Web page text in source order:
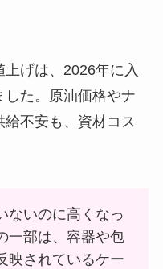
げは、2026年に入
した。原油価格やナ
不安も、資材コス
ないのに高くなっ
一部は、容器や包
映されているケー